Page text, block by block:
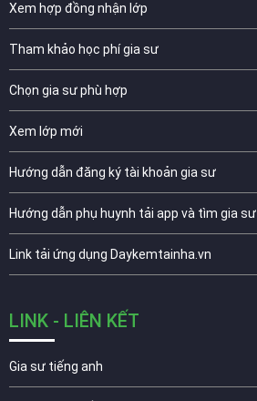
Xem hợp đồng nhận lớp
Tham khảo học phí gia sư
Chọn gia sư phù hợp
Xem lớp mới
Hướng dẫn đăng ký tài khoản gia sư
Hướng dẫn phụ huynh tải app và tìm gia sư
Link tải ứng dụng Daykemtainha.vn
LINK - LIÊN KẾT
Gia sư tiếng anh